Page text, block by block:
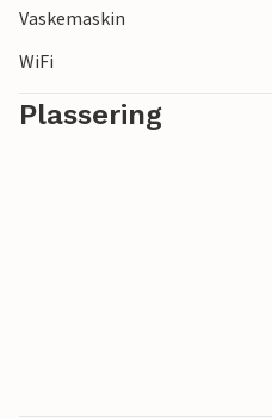
Vaskemaskin
WiFi
Plassering